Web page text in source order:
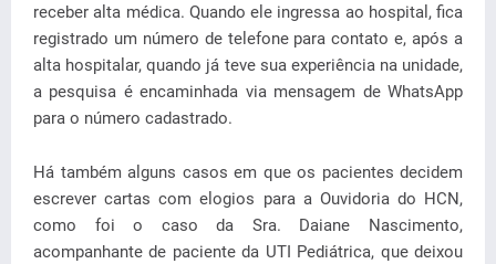
receber alta médica. Quando ele ingressa ao hospital, fica
registrado um número de telefone para contato e, após a
alta hospitalar, quando já teve sua experiência na unidade,
a pesquisa é encaminhada via mensagem de WhatsApp
para o número cadastrado.
Há também alguns casos em que os pacientes decidem
escrever cartas com elogios para a Ouvidoria do HCN,
como foi o caso da Sra. Daiane Nascimento,
acompanhante de paciente da UTI Pediátrica, que deixou